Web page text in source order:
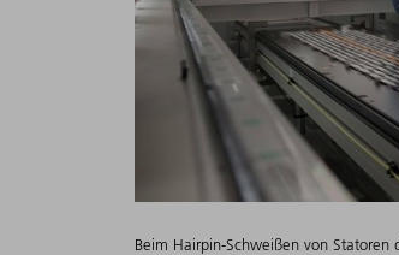
Beim Hairpin-Schweißen von